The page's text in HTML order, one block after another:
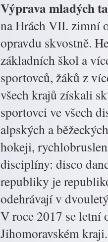
Výprava mladých
na Hrách VII. zimní
opravdu skvostně.
základních škol a
sportovců, žáků z
všech krajů získali
sportovci ve všech
alpských a
hokeji,
disciplíny: disco
republiky je
odehrávají v
V roce 2017 se letní
Jihomoravském kraji.